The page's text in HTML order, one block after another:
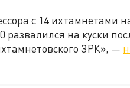
с 14 ихтамнетами
развалился на куски
ЗРК», —